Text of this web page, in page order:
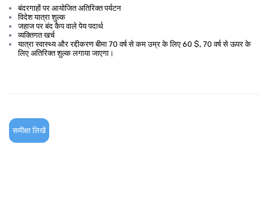
बंदरगाहों पर आयोजित अतिरिक्त पर्यटन
विदेश यात्रा शुल्क
जहाज पर बंद कैप वाले पेय पदार्थ
व्यक्तिगत खर्च
यात्रा स्वास्थ्य और रद्दीकरण बीमा 70 वर्ष से कम उम्र के लिए 60 $, 70 वर्ष से ऊपर के
लिए अतिरिक्त शुल्क लगाया जाएगा।
समीक्षा लिखें